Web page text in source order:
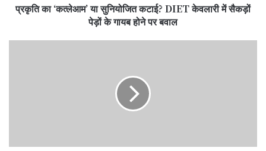
सैकड़ों
प्रकृति का ‘कत्लेआम’ या सुनियोजित कटाई? DIET केवलारी में सैकड़ों
पेड़ों के गायब होने पर बवाल
पत्रकारों